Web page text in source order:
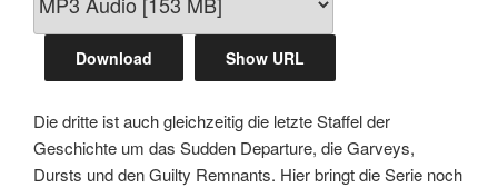
Download Show URL
Die dritte ist auch gleichzeitig die letzte Staffel der
Geschichte um das Sudden Departure, die Garveys,
Dursts und den Guilty Remnants. Hier bringt die Serie noch